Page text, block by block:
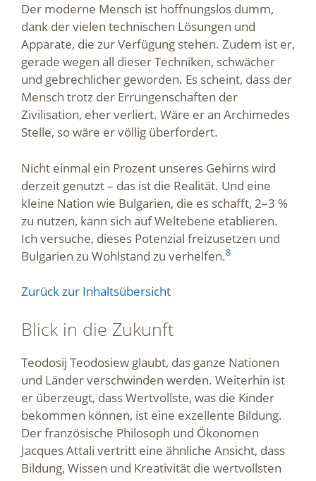
Der moderne Mensch ist hoffnungslos dumm,
dank der vielen technischen Lösungen und
Apparate, die zur Verfügung stehen. Zudem ist er,
gerade wegen all dieser Techniken, schwächer
und gebrechlicher geworden. Es scheint, dass der
Mensch trotz der Errungenschaften der
Zivilisation, eher verliert. Wäre er an Archimedes
Stelle, so wäre er völlig überfordert.
Nicht einmal ein Prozent unseres Gehirns wird
derzeit genutzt – das ist die Realität. Und eine
kleine Nation wie Bulgarien, die es schafft, 2–3 %
zu nutzen, kann sich auf Weltebene etablieren.
Ich versuche, dieses Potenzial freizusetzen und
Bulgarien zu Wohlstand zu verhelfen.8
Zurück zur Inhaltsübersicht
Blick in die Zukunft
Teodosij Teodosiew glaubt, das ganze Nationen
und Länder verschwinden werden. Weiterhin ist
er überzeugt, dass Wertvollste, was die Kinder
bekommen können, ist eine exzellente Bildung.
Der französische Philosoph und Ökonomen
Jacques Attali vertritt eine ähnliche Ansicht, dass
Bildung, Wissen und Kreativität die wertvollsten